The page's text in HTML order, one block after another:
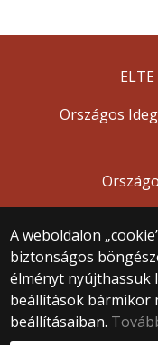
A weboldalon
biztonságos
élményt nyújthassuk
beállítások bármikor
beállításaiban.
Országos
© 2025
1053
Központi